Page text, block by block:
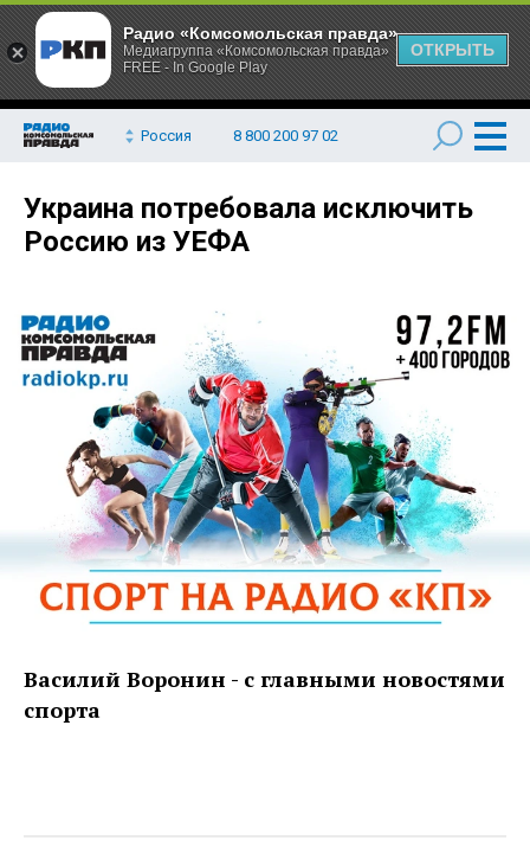
Россия 8 800 200 97 02
Украина потребовала исключить
Россию из УЕФА
Василий Воронин - с главными новостями
спорта
Радио «Комсомольская правда»
Медиагруппа «Комсомольская правда»
FREE - In Google Play
ОТКРЫТЬ